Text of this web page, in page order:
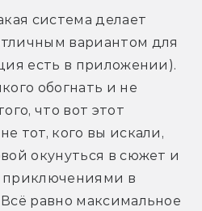
система делает
вариантом для
есть в приложении).
обогнать и не
что вот этот
тот, кого вы искали,
окунуться в сюжет и
приключениями в
равно максимальное